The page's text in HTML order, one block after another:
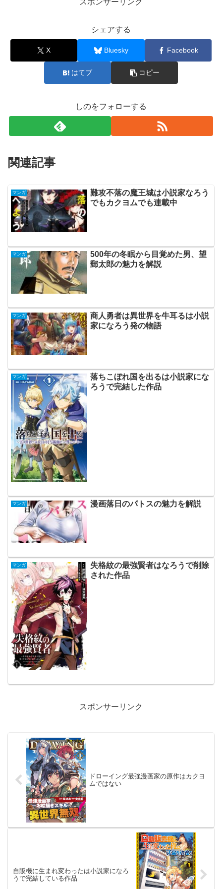
シェアする
X Bluesky Facebook
はてブ コピー
しのをフォローする
関連記事
マンガ
難攻不落の魔王城は小説家なろう
でもカクヨムでも連載中
マンガ
500年の冬眠から目覚めた男、望
郵太郎の魅力を解説
マンガ
商人勇者は異世界を牛耳るは小説
家になろう発の物語
マンガ
落ちこぼれ国を出るは小説家にな
ろうで完結した作品
マンガ 漫画落日のパトスの魅力を解説
マンガ
失格紋の最強賢者はなろうで削除
された作品
スポンサーリンク
ドローイング最強漫画家の原作はカクヨ
ムではない
自販機に生まれ変わったは小説家になろ
うで完結している作品